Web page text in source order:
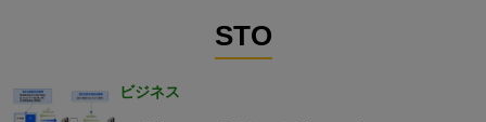
STO
ビジネス